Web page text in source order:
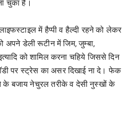
चुका है।
में हैप्पी व हैल्दी रहने को लेकर
अपने डेली रूटीन में जिम, जुम्बा,
को शामिल करना चहिये जिससे दिन
पर स्ट्रेस का असर दिखाई ना दे। फेक
के बजाय नेचुरल तरीके व देसी नुस्खों के